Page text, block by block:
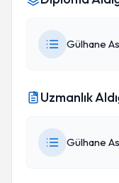
Gülhane
Uzmanlık
Gülhane